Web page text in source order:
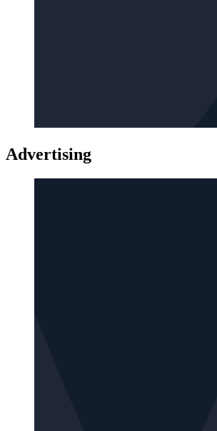
Advertising